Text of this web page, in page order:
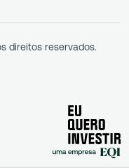
direitos reservados.